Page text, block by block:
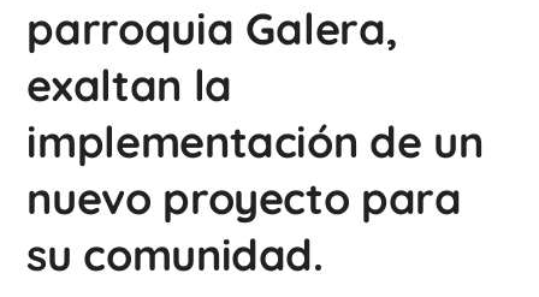
parroquia Galera,
exaltan la
implementación de un
nuevo proyecto para
su comunidad.